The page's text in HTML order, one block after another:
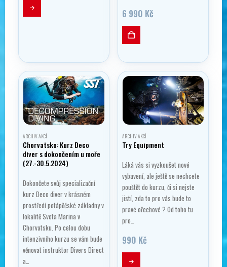
6 990 Kč
ARCHIV AKCÍ
Chorvatsko: Kurz Deco
diver s dokončením u moře
(27.-30.5.2024)
Dokončete svůj specializační
kurz Deco diver v krásném
prostředí potápěčské základny v
lokalitě Sveta Marina v
Chorvatsku. Po celou dobu
intenzivního kurzu se vám bude
věnovat instruktor Divers Direct
a…
ARCHIV AKCÍ
Try Equipment
Láká vás si vyzkoušet nové
vybavení, ale ještě se nechcete
pouštět do kurzu, či si nejste
jistí, zda to pro vás bude to
pravé ořechové ? Od toho tu
pro…
990 Kč